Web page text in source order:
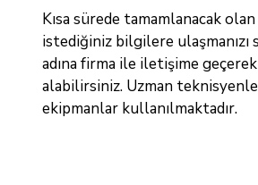
Kısa sürede tamamlanacak
istediğiniz bilgilere
adına firma ile iletişime
alabilirsiniz. Uzman
ekipmanlar kullanılmaktadır.